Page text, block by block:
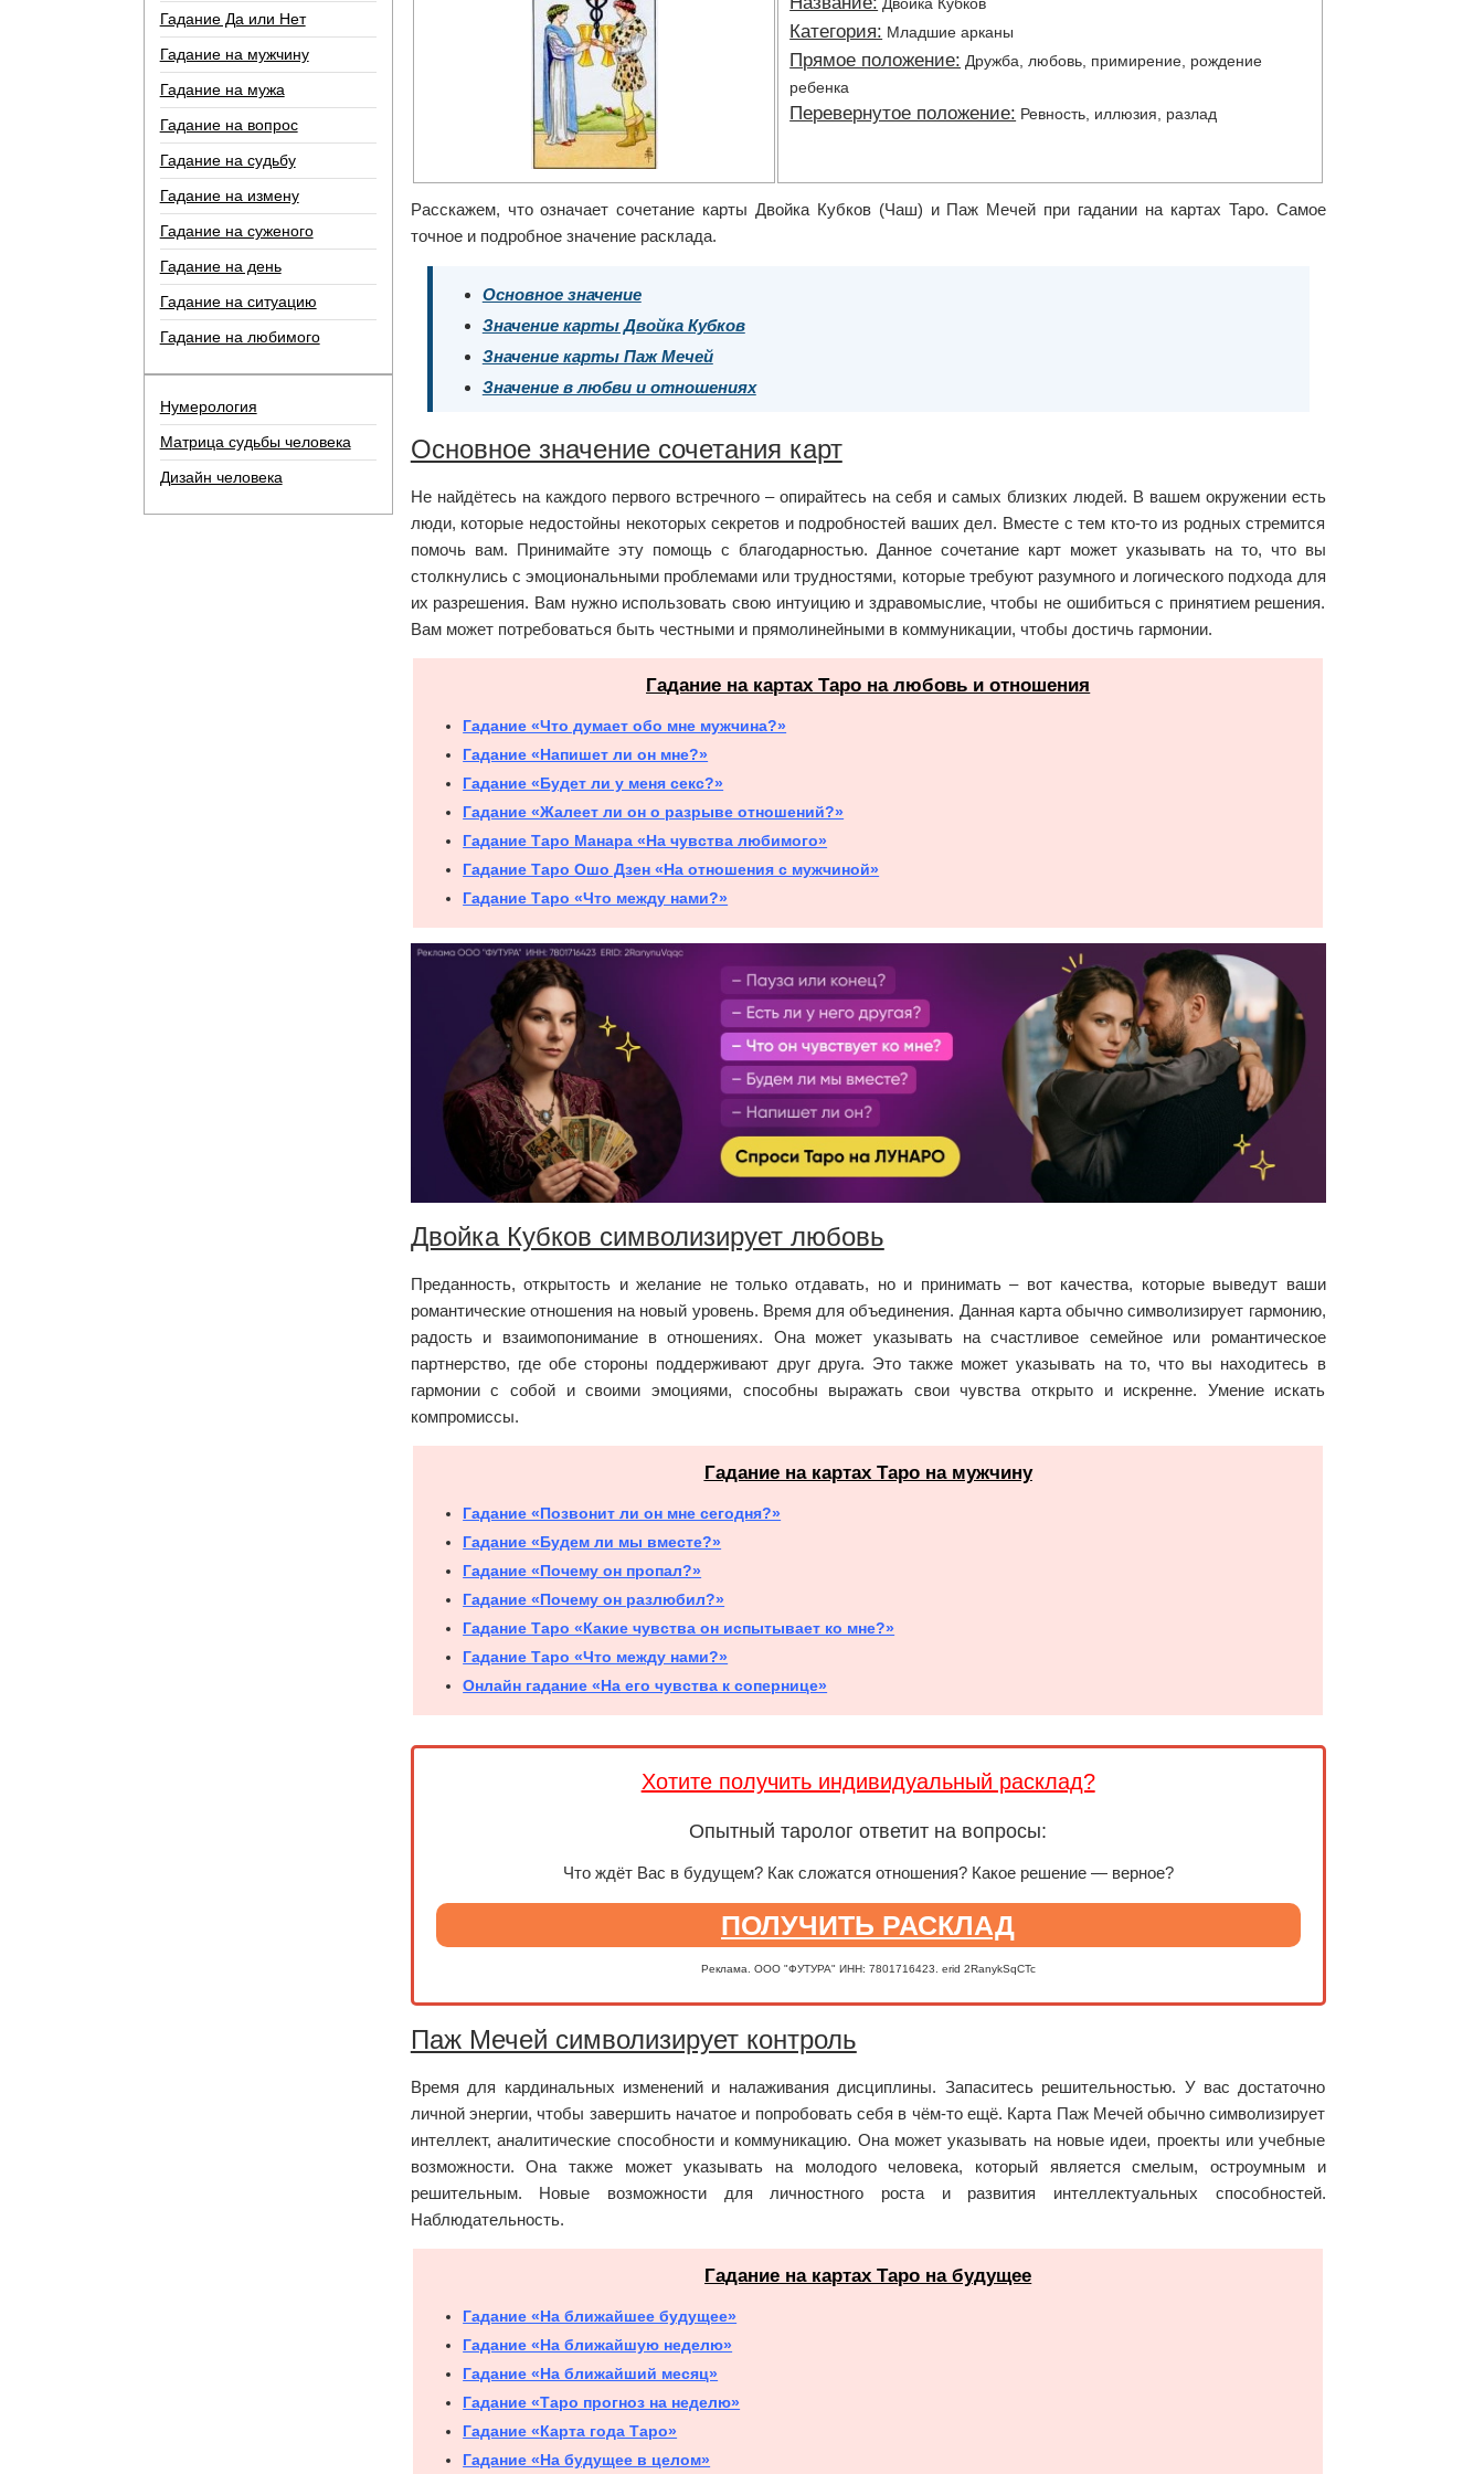
Категория: Младшие арканы
Прямое положение: Дружба, любовь, примирение, рождение
ребенка
Перевернутое положение: Ревность, иллюзия, разлад
Расскажем, что означает сочетание карты Двойка Кубков (Чаш) и Паж Мечей при гадании на картах Таро. Самое
точное и подробное значение расклада.
Основное значение
Значение карты Двойка Кубков
Значение карты Паж Мечей
Значение в любви и отношениях
Основное значение сочетания карт
Не найдётесь на каждого первого встречного – опирайтесь на себя и самых близких людей. В вашем окружении есть
люди, которые недостойны некоторых секретов и подробностей ваших дел. Вместе с тем кто-то из родных стремится
помочь вам. Принимайте эту помощь с благодарностью. Данное сочетание карт может указывать на то, что вы
столкнулись с эмоциональными проблемами или трудностями, которые требуют разумного и логического подхода для
их разрешения. Вам нужно использовать свою интуицию и здравомыслие, чтобы не ошибиться с принятием решения.
Вам может потребоваться быть честными и прямолинейными в коммуникации, чтобы достичь гармонии.
Гадание на картах Таро на любовь и отношения
Гадание «Что думает обо мне мужчина?»
Гадание «Напишет ли он мне?»
Гадание «Будет ли у меня секс?»
Гадание «Жалеет ли он о разрыве отношений?»
Гадание Таро Манара «На чувства любимого»
Гадание Таро Ошо Дзен «На отношения с мужчиной»
Гадание Таро «Что между нами?»
Двойка Кубков символизирует любовь
Преданность, открытость и желание не только отдавать, но и принимать – вот качества, которые выведут ваши
романтические отношения на новый уровень. Время для объединения. Данная карта обычно символизирует гармонию,
радость и взаимопонимание в отношениях. Она может указывать на счастливое семейное или романтическое
партнерство, где обе стороны поддерживают друг друга. Это также может указывать на то, что вы находитесь в
гармонии с собой и своими эмоциями, способны выражать свои чувства открыто и искренне. Умение искать
компромиссы.
Гадание на картах Таро на мужчину
Гадание «Позвонит ли он мне сегодня?»
Гадание «Будем ли мы вместе?»
Гадание «Почему он пропал?»
Гадание «Почему он разлюбил?»
Гадание Таро «Какие чувства он испытывает ко мне?»
Гадание Таро «Что между нами?»
Онлайн гадание «На его чувства к сопернице»
Хотите получить индивидуальный расклад?
Опытный таролог ответит на вопросы:
Что ждёт Вас в будущем? Как сложатся отношения? Какое решение — верное?
ПОЛУЧИТЬ РАСКЛАД
Реклама. ООО "ФУТУРА" ИНН: 7801716423. erid 2RanykSqCTc
Паж Мечей символизирует контроль
Время для кардинальных изменений и налаживания дисциплины. Запаситесь решительностью. У вас достаточно
личной энергии, чтобы завершить начатое и попробовать себя в чём-то ещё. Карта Паж Мечей обычно символизирует
интеллект, аналитические способности и коммуникацию. Она может указывать на новые идеи, проекты или учебные
возможности. Она также может указывать на молодого человека, который является смелым, остроумным и
решительным. Новые возможности для личностного роста и развития интеллектуальных способностей.
Наблюдательность.
Гадание на картах Таро на будущее
Гадание «На ближайшее будущее»
Гадание «На ближайшую неделю»
Гадание «На ближайший месяц»
Гадание «Таро прогноз на неделю»
Гадание «Карта года Таро»
Гадание «На будущее в целом»
Гадание Да или Нет
Гадание на мужчину
Гадание на мужа
Гадание на вопрос
Гадание на судьбу
Гадание на измену
Гадание на суженого
Гадание на день
Гадание на ситуацию
Гадание на любимого
Нумерология
Матрица судьбы человека
Дизайн человека